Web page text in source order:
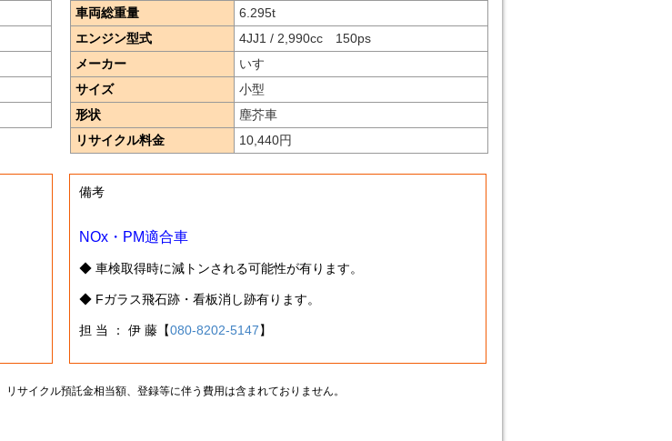
車両総重量
6.295t
エンジン型式
4JJ1 / 2,990cc 150ps
メーカー
いすゞ
サイズ
小型
形状
塵芥車
リサイクル料金
10,440円
備考
NOx・PM適合車
◆ 車検取得時に減トンされる可能性が有ります。
◆ Fガラス飛石跡・看板消し跡有ります。
担 当 ： 伊 藤【080-8202-5147】
サイクル預託金相当額、登録等に伴う費用は含まれておりません。